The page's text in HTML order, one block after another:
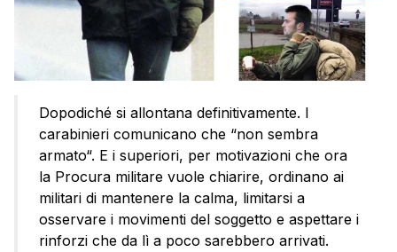
Dopodiché si allontana definitivamente. I
carabinieri comunicano che “non sembra
armato“. E i superiori, per motivazioni che ora
la Procura militare vuole chiarire, ordinano ai
militari di mantenere la calma, limitarsi a
osservare i movimenti del soggetto e aspettare i
rinforzi che da lì a poco sarebbero arrivati.